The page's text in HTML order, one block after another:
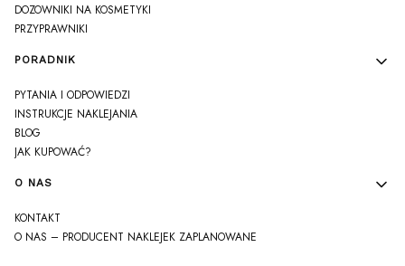
DOZOWNIKI NA KOSMETYKI
PRZYPRAWNIKI
PORADNIK
PYTANIA I ODPOWIEDZI
INSTRUKCJE NAKLEJANIA
BLOG
JAK KUPOWAĆ?
O NAS
KONTAKT
O NAS – PRODUCENT NAKLEJEK ZAPLANOWANE